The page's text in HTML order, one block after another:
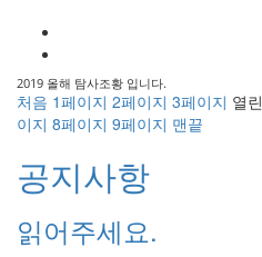
2019 올해 탐사조황 입니다.
처음 1페이지 2페이지 3페이지 열린
이지 8페이지 9페이지 맨끝
공지사항
읽어주세요.